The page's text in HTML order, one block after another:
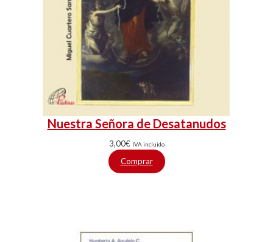
Nuestra Señora de Desatanudos
3,00€ IVA incluido
Comprar